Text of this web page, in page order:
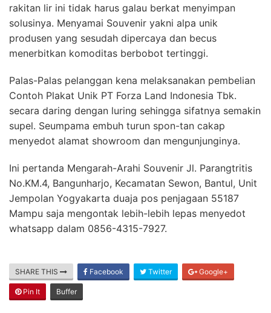
rakitan lir ini tidak harus galau berkat menyimpan
solusinya. Menyamai Souvenir yakni alpa unik
produsen yang sesudah dipercaya dan becus
menerbitkan komoditas berbobot tertinggi.
Palas-Palas pelanggan kena melaksanakan pembelian
Contoh Plakat Unik PT Forza Land Indonesia Tbk.
secara daring dengan luring sehingga sifatnya semakin
supel. Seumpama embuh turun spon-tan cakap
menyedot alamat showroom dan mengunjunginya.
Ini pertanda Mengarah-Arahi Souvenir Jl. Parangtritis
No.KM.4, Bangunharjo, Kecamatan Sewon, Bantul, Unit
Jempolan Yogyakarta duaja pos penjagaan 55187
Mampu saja mengontak lebih-lebih lepas menyedot
whatsapp dalam 0856-4315-7927.
SHARE THIS Facebook Twitter Google+
Pin It Buffer